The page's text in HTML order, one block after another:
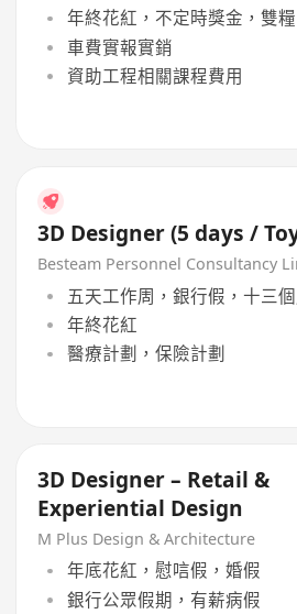
年終花紅，不定時獎金，雙糧
車費實報實銷
資助工程相關課程費用
3D Designer (5 days /
Besteam Personnel Consultancy
五天工作周，銀行假，十三
年終花紅
醫療計劃，保險計劃
3D Designer – Retail &
Experiential Design
M Plus Design & Architecture
年底花紅，慰唁假，婚假
銀行公眾假期，有薪病假